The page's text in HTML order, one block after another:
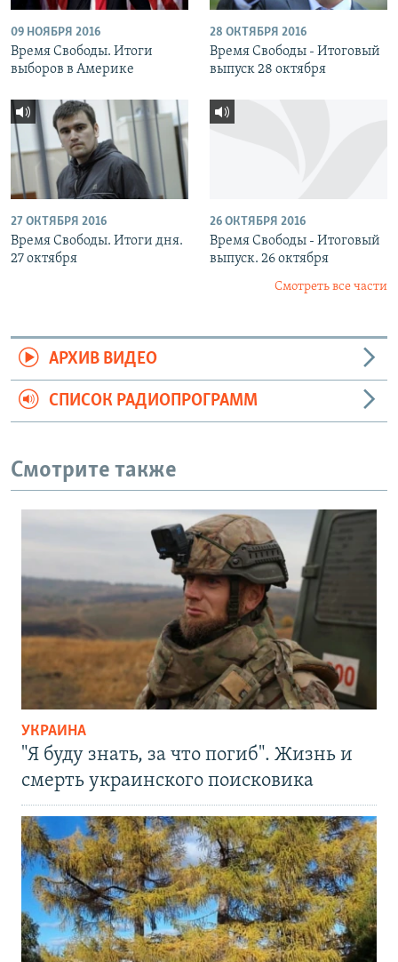
09 НОЯБРЯ 2016
Время Свободы. Итоги
выборов в Америке
28 ОКТЯБРЯ 2016
Время Свободы - Итоговый
выпуск 28 октября
27 ОКТЯБРЯ 2016
Время Свободы. Итоги дня.
27 октября
26 ОКТЯБРЯ 2016
Время Свободы - Итоговый
выпуск. 26 октября
Смотреть все части
АРХИВ ВИДЕО
СПИСОК РАДИОПРОГРАММ
Смотрите также
УКРАИНА
"Я буду знать, за что погиб". Жизнь и
смерть украинского поисковика